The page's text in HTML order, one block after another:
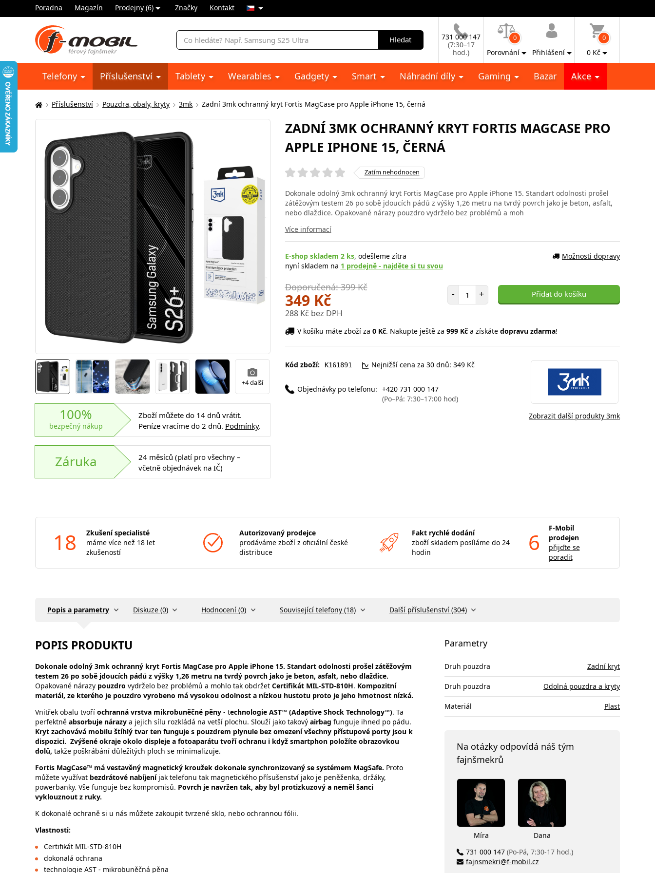
Poradna Magazín Prodejny (6) Značky Kontakt
Vyhledávání
Hledat
731 000 147
(7:30–17
hod.)
0
Porovnání Přihlášení
0
0 Kč
Telefony Příslušenství Tablety Wearables Gadgety Smart Náhradní díly Gaming Bazar Akce
Zde
se
Příslušenství Pouzdra, obaly, kryty 3mk Zadní 3mk ochranný kryt Fortis MagCase pro Apple iPhone 15, černá
+4 další
100%
bezpečný nákup
Zboží můžete do 14 dnů vrátit.
Peníze vracíme do 2 dnů. Podmínky.
Záruka
24 měsíců (platí pro všechny –
včetně objednávek na IČ)
ZADNÍ 3MK OCHRANNÝ KRYT FORTIS MAGCASE PRO
APPLE IPHONE 15, ČERNÁ
Zatím nehodnocen
Dokonale odolný 3mk ochranný kryt Fortis MagCase pro Apple iPhone 15. Standart odolnosti prošel
zátěžovým testem 26 po sobě jdoucích pádů z výšky 1,26 metru na tvrdý povrch jako je beton, asfalt,
nebo dlaždice. Opakované nárazy pouzdro vydrželo bez problémů a moh
Více informací
E-shop skladem 2 ks, odešleme zítra
nyní skladem na 1 prodejně - najděte si tu svou
Možnosti dopravy
Doporučená: 399 Kč
349 Kč
288 Kč bez DPH
- Počet položek
+ Přidat do košíku
V košíku máte zboží za 0 Kč. Nakupte ještě za 999 Kča získáte dopravu zdarma!
Kód zboží: K161891 Nejnižší cena za 30 dnů: 349 Kč
Objednávky po telefonu: +420 731 000 147
(Po–Pá: 7:30–17:00 hod)
Zobrazit další produkty 3mk
18
Zkušení specialisté
máme více než 18 let
zkušeností
Autorizovaný prodejce
prodáváme zboží z oficiální české
distribuce
Fakt rychlé dodání
zboží skladem posíláme do 24
hodin
6
F-Mobil
prodejen
přijďte se
poradit
Popis a parametry Diskuze (0) Hodnocení (0) Související telefony (18) Další příslušenství (304)
POPIS PRODUKTU
Dokonale odolný 3mk ochranný kryt Fortis MagCase pro Apple iPhone 15. Standart odolnosti prošel zátěžovým
testem 26 po sobě jdoucích pádů z výšky 1,26 metru na tvrdý povrch jako je beton, asfalt, nebo dlaždice.
Opakované nárazy pouzdro vydrželo bez problémů a mohlo tak obdržet Certifikát MIL-STD-810H. Kompozitní
materiál, ze kterého je pouzdro vyrobeno má vysokou odolnost a nízkou hustotu proto je jeho hmotnost nízká.
Vnitřek obalu tvoří ochranná vrstva mikrobuněčné pěny - technologie AST™ (Adaptive Shock Technology™). Ta
perfektně absorbuje nárazy a jejich sílu rozkládá na vetší plochu. Slouží jako takový airbag funguje ihned po pádu.
Kryt zachovává mobilu štíhlý tvar ten funguje s pouzdrem plynule bez omezení všechny přístupové porty jsou k
dispozici. Zvýšené okraje okolo displeje a fotoaparátu tvoří ochranu i když smartphon položíte obrazovkou
dolů, takže poškrábání důležitých ploch se minimalizuje.
Fortis MagCase™ má vestavěný magnetický kroužek dokonale synchronizovaný se systémem MagSafe. Proto
můžete využívat bezdrátové nabíjeníjak telefonu tak magnetického přísušenství jako je peněženka, držáky,
powerbanky. Vše funguje bez kompromisů. Povrch je navržen tak, aby byl protizkuzový a neměl šanci
vyklouznout z ruky.
K dokonalé ochraně si u nás můžete zakoupit tvrzené sklo, nebo ochrannou fólii.
Vlastnosti:
Certifikát MIL-STD-810H
dokonalá ochrana
technologie AST - mikrobuněčná pěna
Parametry
Druh pouzdra Zadní kryt
Druh pouzdra Odolná pouzdra a kryty
Materiál Plast
Na otázky odpovídá náš tým
fajnšmekrů
Míra
Dana
731 000 147 (Po-Pá, 7:30-17 hod.)
fajnsmekri@f-mobil.cz